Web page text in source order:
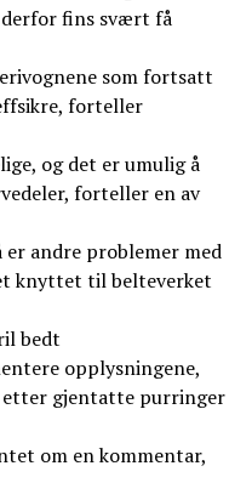
fins svært få
som fortsatt
forteller
og det er umulig å
forteller en av
andre problemer med
knyttet til belteverket
bedt
opplysningene,
gjentatte purringer
om en kommentar,